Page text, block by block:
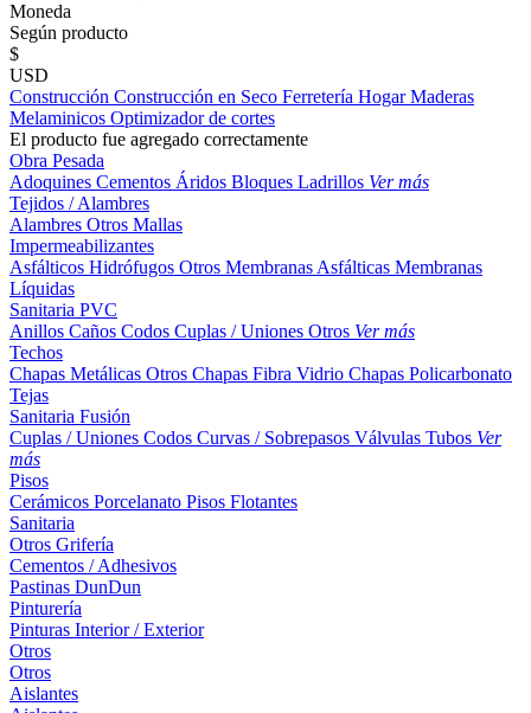
Moneda
Según producto
$
USD
Construcción Construcción en Seco Ferretería HogarMaderas
Melaminicos Optimizador de cortes
El producto fue agregado correctamente
Obra Pesada
Adoquines Cementos Áridos Bloques Ladrillos Ver más
Tejidos / Alambres
Alambres Otros Mallas
Impermeabilizantes
Asfálticos Hidrófugos Otros Membranas Asfálticas Membranas
Líquidas
Sanitaria PVC
Anillos Caños Codos Cuplas / Uniones Otros Ver más
Techos
Chapas Metálicas Otros Chapas Fibra Vidrio Chapas Policarbonato
Tejas
Sanitaria Fusión
Cuplas / Uniones Codos Curvas / Sobrepasos Válvulas Tubos Ver
más
Pisos
Cerámicos Porcelanato Pisos Flotantes
Sanitaria
Otros Grifería
Cementos / Adhesivos
Pastinas DunDun
Pinturería
Pinturas Interior / Exterior
Otros
Otros
Aislantes